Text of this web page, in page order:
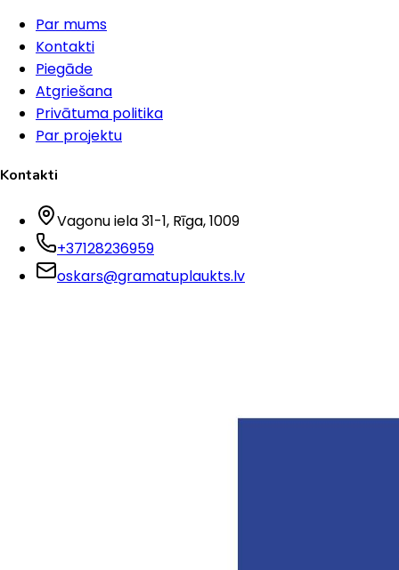
Par mums
Kontakti
Piegāde
Atgriešana
Privātuma politika
Par projektu
Kontakti
Vagonu iela 31-1, Rīga, 1009
+37128236959
oskars@gramatuplaukts.lv